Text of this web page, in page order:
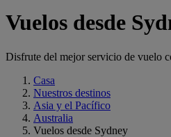
Vuelos desde
Disfrute del mejor servicio de vuelo
Casa
Nuestros destinos
Asia y el Pacífico
Australia
Vuelos desde Sydney